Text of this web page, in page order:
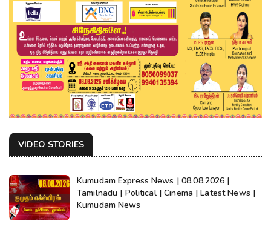
VIDEO STORIES
Kumudam Express News | 08.08.2026 |
Tamilnadu | Political | Cinema | Latest News |
Kumudam News